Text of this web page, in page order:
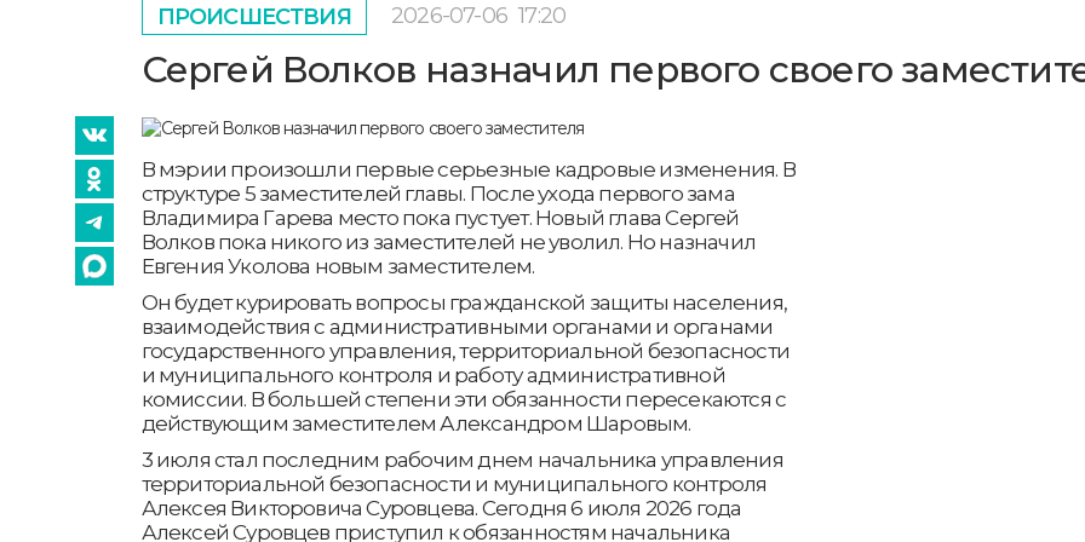
ПРОИСШЕСТВИЯ 2026-07-06 17:20
Сергей Волков назначил первого своего
В мэрии произошли первые серьезные кадровые изменения. В
структуре 5 заместителей главы. После ухода первого зама
Владимира Гарева место пока пустует. Новый глава Сергей
Волков пока никого из заместителей не уволил. Но назначил
Евгения Уколова новым заместителем.
Он будет курировать вопросы гражданской защиты населения,
взаимодействия с административными органами и органами
государственного управления, территориальной безопасности
и муниципального контроля и работу административной
комиссии. В большей степени эти обязанности пересекаются с
действующим заместителем Александром Шаровым.
3 июля стал последним рабочим днем начальника управления
территориальной безопасности и муниципального контроля
Алексея Викторовича Суровцева. Сегодня 6 июля 2026 года
Алексей Суровцев приступил к обязанностям начальника